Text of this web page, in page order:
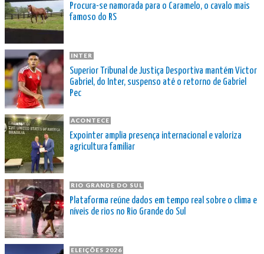
Procura-se namorada para o Caramelo, o cavalo mais
famoso do RS
INTER
Superior Tribunal de Justiça Desportiva mantém Victor
Gabriel, do Inter, suspenso até o retorno de Gabriel
Pec
ACONTECE
Expointer amplia presença internacional e valoriza
agricultura familiar
RIO GRANDE DO SUL
Plataforma reúne dados em tempo real sobre o clima e
níveis de rios no Rio Grande do Sul
ELEIÇÕES 2026